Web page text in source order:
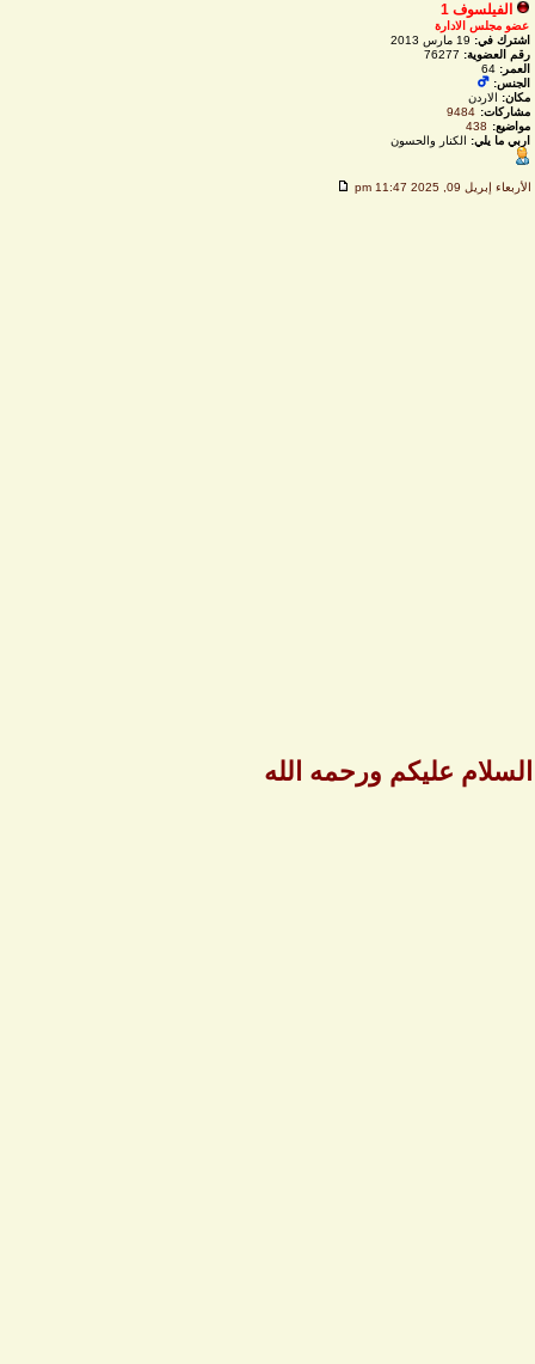
الفيلسوف 1
عضو مجلس الادارة
اشترك في:19 مارس 2013
رقم العضوية:76277
العمر: 64
الجنس:
مكان:الاردن
مشاركات:
9484
مواضيع:
438
اربي ما يلي:الكنار والحسون
الأربعاء إبريل 09, 2025 11:47 pm
عليكم ورحمه الله